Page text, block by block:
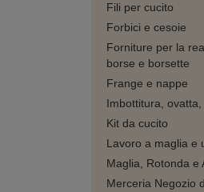
Fili per cucito
Forbici e cesoie
Forniture per la
borse e borsette
Frange e nappe
Imbottitura, ovatta,
Kit da cucito
Lavoro a maglia e
Maglia, Rotonda e
Merceria Negozio